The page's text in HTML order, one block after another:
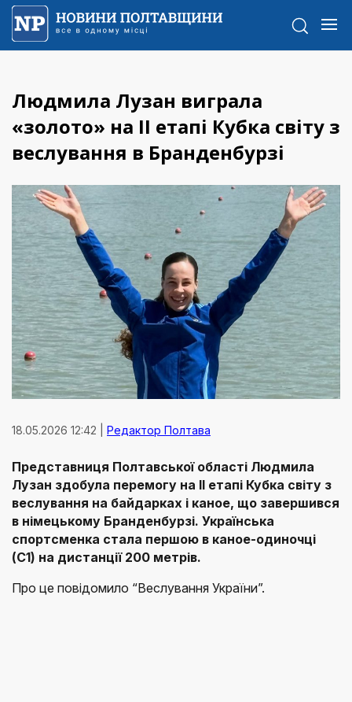
Людмила Лузан виграла
«золото» на ІІ етапі Кубка світу з
веслування в Бранденбурзі
18.05.2026 12:42 | Редактор Полтава
Представниця Полтавської області Людмила
Лузан здобула перемогу на ІІ етапі Кубка світу з
веслування на байдарках і каное, що завершився
в німецькому Бранденбурзі. Українська
спортсменка стала першою в каное-одиночці
(C1) на дистанції 200 метрів.
Про це повідомило “Веслування України”.